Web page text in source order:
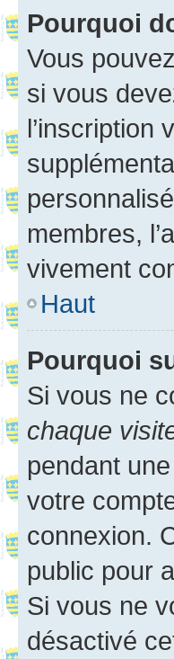
Pourquoi
Vous
si vous
l’inscription
membres,
vivement
Haut
Pourquoi
Si vous ne
chaque
pendant
votre
connexion.
public pour
Si vous ne
désactivé